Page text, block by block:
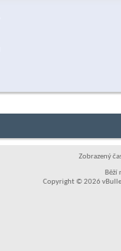
Zobrazený
Běží
Copyright © 2026